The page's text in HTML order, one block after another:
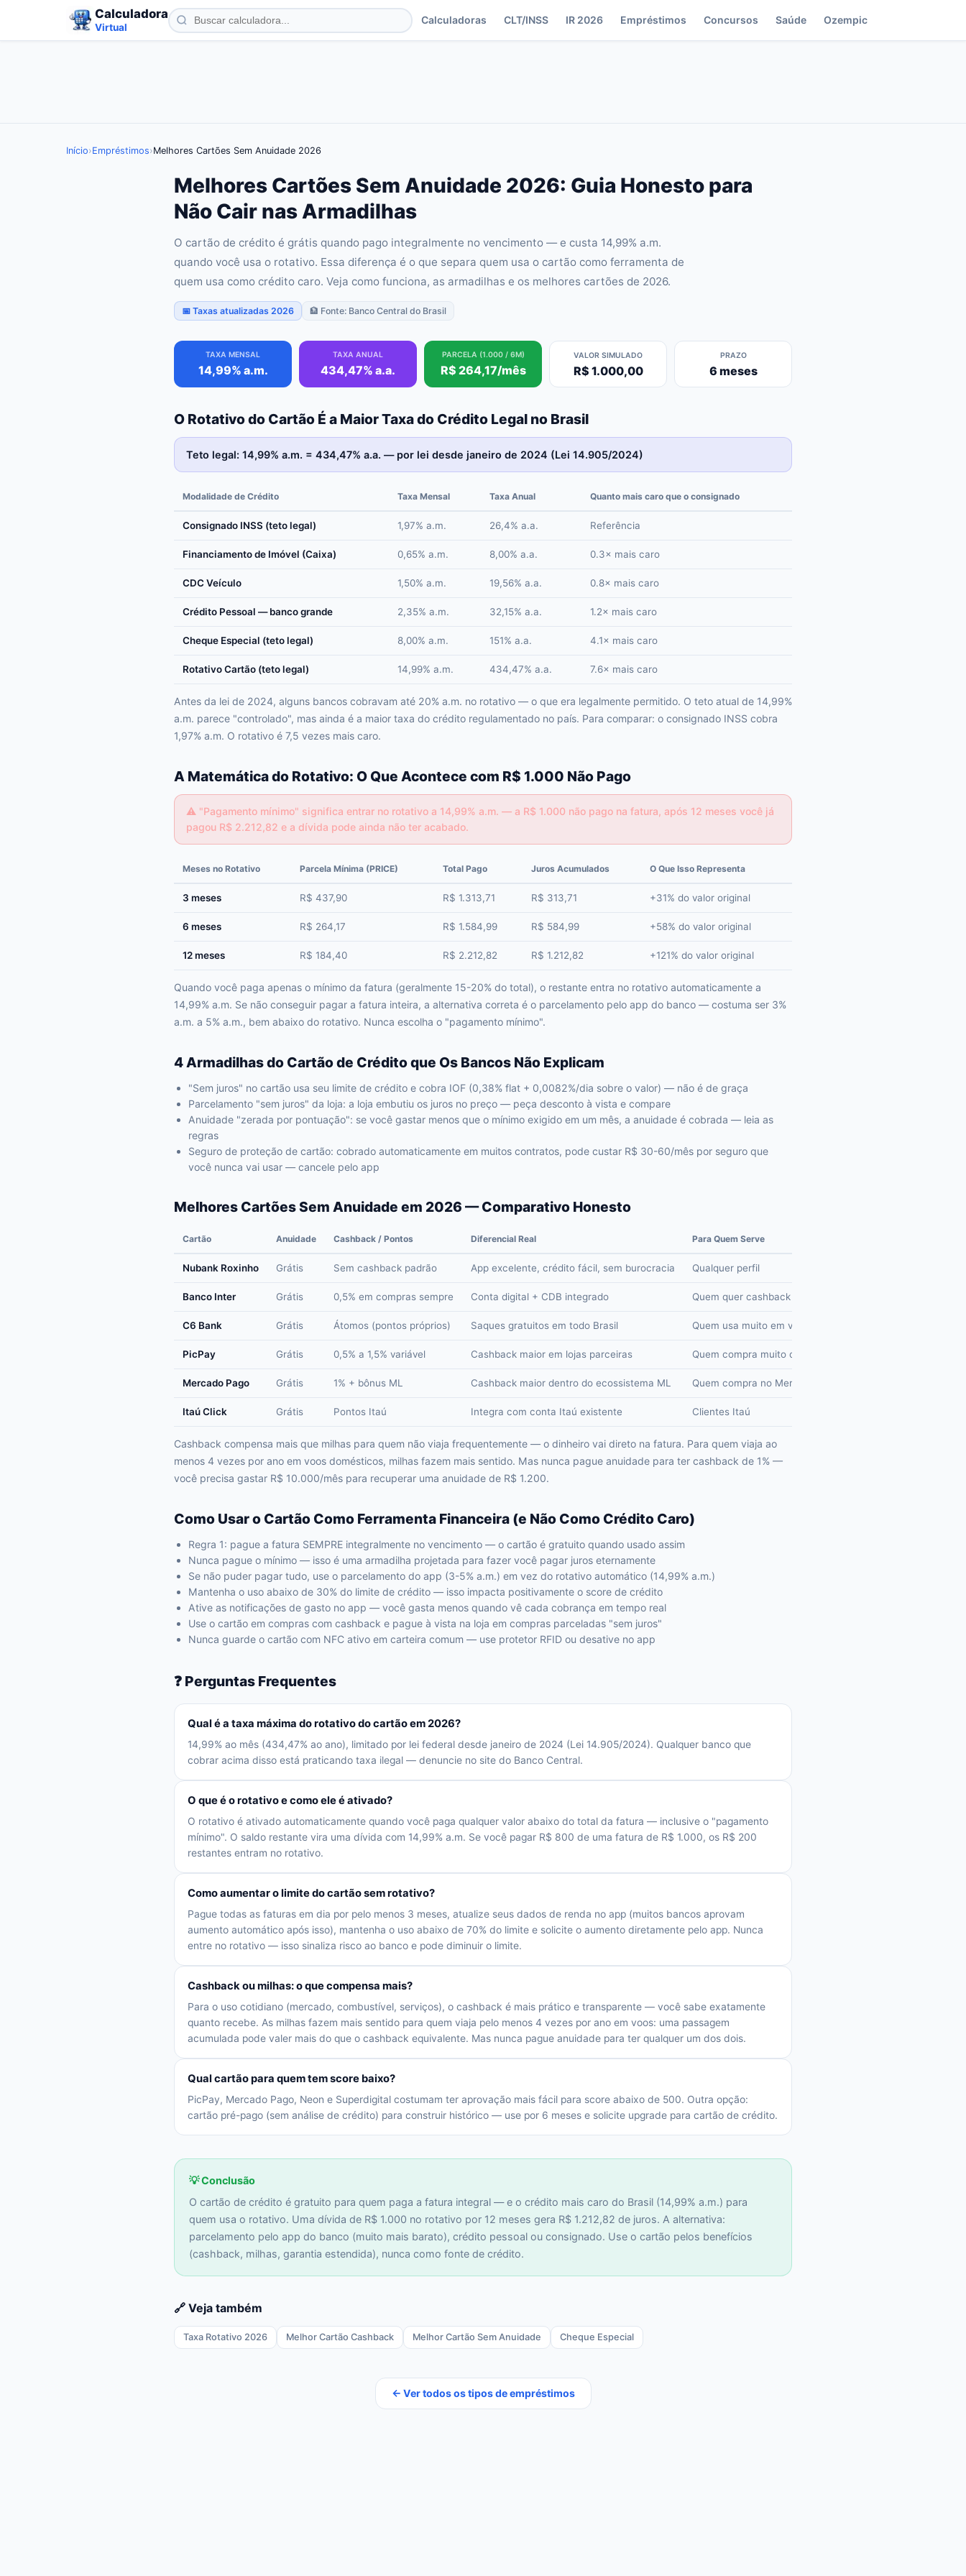
Calculadora
Virtual
Calculadoras CLT/INSS IR 2026 Empréstimos Concursos Saúde Ozempic
Início›Empréstimos›Melhores Cartões Sem Anuidade 2026
Melhores Cartões Sem Anuidade 2026: Guia Honesto para
Não Cair nas Armadilhas
O cartão de crédito é grátis quando pago integralmente no vencimento — e custa 14,99% a.m.
quando você usa o rotativo. Essa diferença é o que separa quem usa o cartão como ferramenta de
quem usa como crédito caro. Veja como funciona, as armadilhas e os melhores cartões de 2026.
📅 Taxas atualizadas 2026 🏦 Fonte: Banco Central do Brasil
TAXA MENSAL
14,99% a.m.
TAXA ANUAL
434,47% a.a.
PARCELA (1.000 / 6M)
R$ 264,17/mês
VALOR SIMULADO
R$ 1.000,00
PRAZO
6 meses
O Rotativo do Cartão É a Maior Taxa do Crédito Legal no Brasil
Teto legal: 14,99% a.m. = 434,47% a.a. — por lei desde janeiro de 2024 (Lei 14.905/2024)
Modalidade de Crédito Taxa Mensal Taxa Anual Quanto mais caro que o consignado
Consignado INSS (teto legal) 1,97% a.m. 26,4% a.a. Referência
Financiamento de Imóvel (Caixa) 0,65% a.m. 8,00% a.a. 0.3× mais caro
CDC Veículo 1,50% a.m. 19,56% a.a. 0.8× mais caro
Crédito Pessoal — banco grande 2,35% a.m. 32,15% a.a. 1.2× mais caro
Cheque Especial (teto legal) 8,00% a.m. 151% a.a. 4.1× mais caro
Rotativo Cartão (teto legal) 14,99% a.m. 434,47% a.a. 7.6× mais caro
Antes da lei de 2024, alguns bancos cobravam até 20% a.m. no rotativo — o que era legalmente permitido. O teto atual de 14,99%
a.m. parece "controlado", mas ainda é a maior taxa do crédito regulamentado no país. Para comparar: o consignado INSS cobra
1,97% a.m. O rotativo é 7,5 vezes mais caro.
A Matemática do Rotativo: O Que Acontece com R$ 1.000 Não Pago
⚠️ "Pagamento mínimo" significa entrar no rotativo a 14,99% a.m. — a R$ 1.000 não pago na fatura, após 12 meses você já
pagou R$ 2.212,82 e a dívida pode ainda não ter acabado.
Meses no Rotativo Parcela Mínima (PRICE) Total Pago Juros Acumulados O Que Isso Representa
3 meses R$ 437,90 R$ 1.313,71 R$ 313,71 +31% do valor original
6 meses R$ 264,17 R$ 1.584,99 R$ 584,99 +58% do valor original
12 meses R$ 184,40 R$ 2.212,82 R$ 1.212,82 +121% do valor original
Quando você paga apenas o mínimo da fatura (geralmente 15-20% do total), o restante entra no rotativo automaticamente a
14,99% a.m. Se não conseguir pagar a fatura inteira, a alternativa correta é o parcelamento pelo app do banco — costuma ser 3%
a.m. a 5% a.m., bem abaixo do rotativo. Nunca escolha o "pagamento mínimo".
4 Armadilhas do Cartão de Crédito que Os Bancos Não Explicam
"Sem juros" no cartão usa seu limite de crédito e cobra IOF (0,38% flat + 0,0082%/dia sobre o valor) — não é de graça
Parcelamento "sem juros" da loja: a loja embutiu os juros no preço — peça desconto à vista e compare
Anuidade "zerada por pontuação": se você gastar menos que o mínimo exigido em um mês, a anuidade é cobrada — leia as
regras
Seguro de proteção de cartão: cobrado automaticamente em muitos contratos, pode custar R$ 30-60/mês por seguro que
você nunca vai usar — cancele pelo app
Melhores Cartões Sem Anuidade em 2026 — Comparativo Honesto
Cartão Anuidade Cashback / Pontos Diferencial Real Para Quem Serve
Nubank Roxinho Grátis Sem cashback padrão App excelente, crédito fácil, sem burocracia Qualquer perfil
Banco Inter Grátis 0,5% em compras sempre Conta digital + CDB integrado Quem quer cashback simples
C6 Bank Grátis Átomos (pontos próprios) Saques gratuitos em todo Brasil Quem usa muito em viagens
PicPay Grátis 0,5% a 1,5% variável Cashback maior em lojas parceiras Quem compra muito online
Mercado Pago Grátis 1% + bônus ML Cashback maior dentro do ecossistema ML Quem compra no Mercado Livre
Itaú Click Grátis Pontos Itaú Integra com conta Itaú existente Clientes Itaú
Cashback compensa mais que milhas para quem não viaja frequentemente — o dinheiro vai direto na fatura. Para quem viaja ao
menos 4 vezes por ano em voos domésticos, milhas fazem mais sentido. Mas nunca pague anuidade para ter cashback de 1% —
você precisa gastar R$ 10.000/mês para recuperar uma anuidade de R$ 1.200.
Como Usar o Cartão Como Ferramenta Financeira (e Não Como Crédito Caro)
Regra 1: pague a fatura SEMPRE integralmente no vencimento — o cartão é gratuito quando usado assim
Nunca pague o mínimo — isso é uma armadilha projetada para fazer você pagar juros eternamente
Se não puder pagar tudo, use o parcelamento do app (3-5% a.m.) em vez do rotativo automático (14,99% a.m.)
Mantenha o uso abaixo de 30% do limite de crédito — isso impacta positivamente o score de crédito
Ative as notificações de gasto no app — você gasta menos quando vê cada cobrança em tempo real
Use o cartão em compras com cashback e pague à vista na loja em compras parceladas "sem juros"
Nunca guarde o cartão com NFC ativo em carteira comum — use protetor RFID ou desative no app
❓ Perguntas Frequentes
Qual é a taxa máxima do rotativo do cartão em 2026?
14,99% ao mês (434,47% ao ano), limitado por lei federal desde janeiro de 2024 (Lei 14.905/2024). Qualquer banco que
cobrar acima disso está praticando taxa ilegal — denuncie no site do Banco Central.
O que é o rotativo e como ele é ativado?
O rotativo é ativado automaticamente quando você paga qualquer valor abaixo do total da fatura — inclusive o "pagamento
mínimo". O saldo restante vira uma dívida com 14,99% a.m. Se você pagar R$ 800 de uma fatura de R$ 1.000, os R$ 200
restantes entram no rotativo.
Como aumentar o limite do cartão sem rotativo?
Pague todas as faturas em dia por pelo menos 3 meses, atualize seus dados de renda no app (muitos bancos aprovam
aumento automático após isso), mantenha o uso abaixo de 70% do limite e solicite o aumento diretamente pelo app. Nunca
entre no rotativo — isso sinaliza risco ao banco e pode diminuir o limite.
Cashback ou milhas: o que compensa mais?
Para o uso cotidiano (mercado, combustível, serviços), o cashback é mais prático e transparente — você sabe exatamente
quanto recebe. As milhas fazem mais sentido para quem viaja pelo menos 4 vezes por ano em voos: uma passagem
acumulada pode valer mais do que o cashback equivalente. Mas nunca pague anuidade para ter qualquer um dos dois.
Qual cartão para quem tem score baixo?
PicPay, Mercado Pago, Neon e Superdigital costumam ter aprovação mais fácil para score abaixo de 500. Outra opção:
cartão pré-pago (sem análise de crédito) para construir histórico — use por 6 meses e solicite upgrade para cartão de crédito.
💡 Conclusão
O cartão de crédito é gratuito para quem paga a fatura integral — e o crédito mais caro do Brasil (14,99% a.m.) para
quem usa o rotativo. Uma dívida de R$ 1.000 no rotativo por 12 meses gera R$ 1.212,82 de juros. A alternativa:
parcelamento pelo app do banco (muito mais barato), crédito pessoal ou consignado. Use o cartão pelos benefícios
(cashback, milhas, garantia estendida), nunca como fonte de crédito.
🔗 Veja também
Taxa Rotativo 2026 Melhor Cartão Cashback Melhor Cartão Sem Anuidade Cheque Especial
← Ver todos os tipos de empréstimos